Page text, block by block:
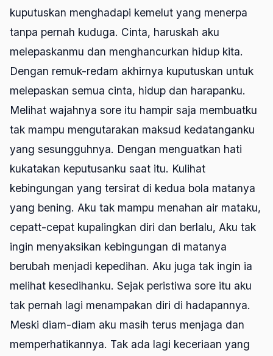
kuputuskan menghadapi kemelut yang menerpa
tanpa pernah kuduga. Cinta, haruskah aku
melepaskanmu dan menghancurkan hidup kita.
Dengan remuk-redam akhirnya kuputuskan untuk
melepaskan semua cinta, hidup dan harapanku.
Melihat wajahnya sore itu hampir saja membuatku
tak mampu mengutarakan maksud kedatanganku
yang sesungguhnya. Dengan menguatkan hati
kukatakan keputusanku saat itu. Kulihat
kebingungan yang tersirat di kedua bola matanya
yang bening. Aku tak mampu menahan air mataku,
cepatt-cepat kupalingkan diri dan berlalu, Aku tak
ingin menyaksikan kebingungan di matanya
berubah menjadi kepedihan. Aku juga tak ingin ia
melihat kesedihanku. Sejak peristiwa sore itu aku
tak pernah lagi menampakan diri di hadapannya.
Meski diam-diam aku masih terus menjaga dan
memperhatikannya. Tak ada lagi keceriaan yang